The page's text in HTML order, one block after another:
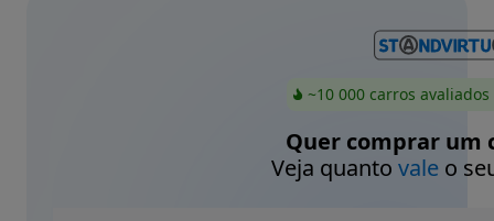
~10 000 carros
Quer comprar um
Veja quanto valeo